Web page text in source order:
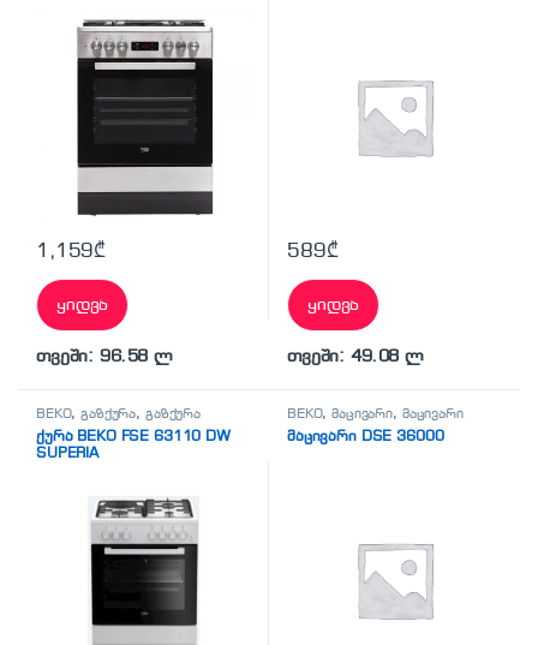
1,159₾
ყიდვა
თვეში: 96.58 ლ
589₾
ყიდვა
თვეში: 49.08 ლ
BEKO,გაზქურა, გაზქურა
ქურა BEKO FSE 63110 DW
SUPERIA
BEKO,მაცივარი, მაცივარი
მაცივარი DSE 36000